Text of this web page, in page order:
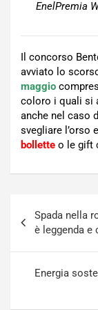
EnelPremia
Il concorso
avviato lo
maggio
coloro i quali si
anche nel caso
svegliare l’orso
bollette o le gift
articoli
Spada nella
è leggenda e
Energia